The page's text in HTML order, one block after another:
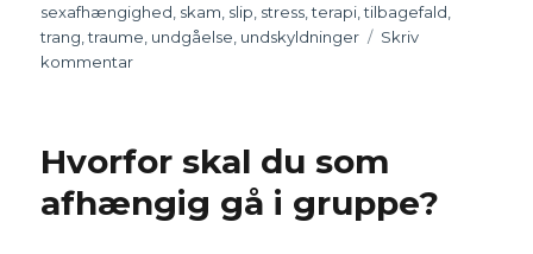
sexafhængighed skam slip stress ,terapi ,tilbagefald
trang ,traume undgåelse undskyldninger
Skriv
kommentar
verdens
undergang
–
Hvorfor skal du som
afhængig gå i gruppe?